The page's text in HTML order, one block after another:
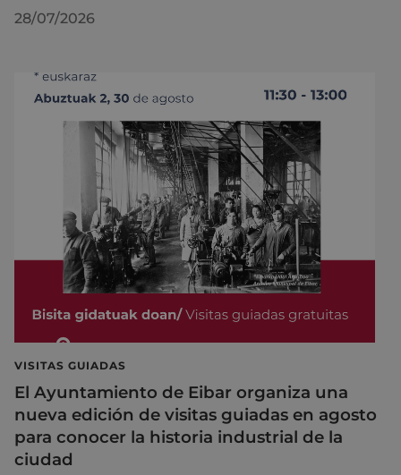
28/07/2026
VISITAS GUIADAS
El Ayuntamiento de Eibar organiza una
nueva edición de visitas guiadas en agosto
para conocer la historia industrial de la
ciudad